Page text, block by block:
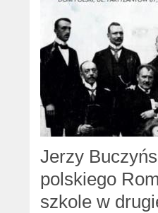
Jerzy
polskiego
szkole w